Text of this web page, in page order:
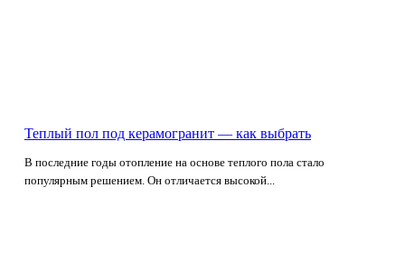
Теплый пол под керамогранит — как выбрать
В последние годы отопление на основе теплого пола стало
популярным решением. Он отличается высокой...